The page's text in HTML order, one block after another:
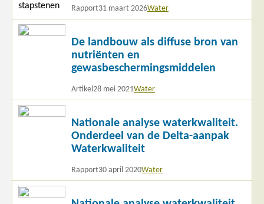
Rapport31 maart 2026Water
De landbouw als diffuse bron van
nutriënten en
gewasbeschermingsmiddelen
Artikel 28 mei 2021Water
Lees
Nationale analyse waterkwaliteit.
Onderdeel van de Delta-aanpak
Waterkwaliteit
Rapport30 april 2020Water
Lees
Lees